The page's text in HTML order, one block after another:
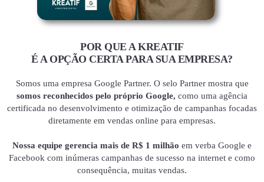
POR QUE A KREATIF
É A OPÇÃO CERTA PARA SUA EMPRESA?
Somos uma empresa Google Partner. O selo Partner mostra que
somos reconhecidos pelo próprio Google, como uma agência
certificada no desenvolvimento e otimização de campanhas focadas
diretamente em vendas online para empresas.
Nossa equipe gerencia mais de R$ 1 milhão em verba Google e
Facebook com inúmeras campanhas de sucesso na internet e como
consequência, muitas vendas.